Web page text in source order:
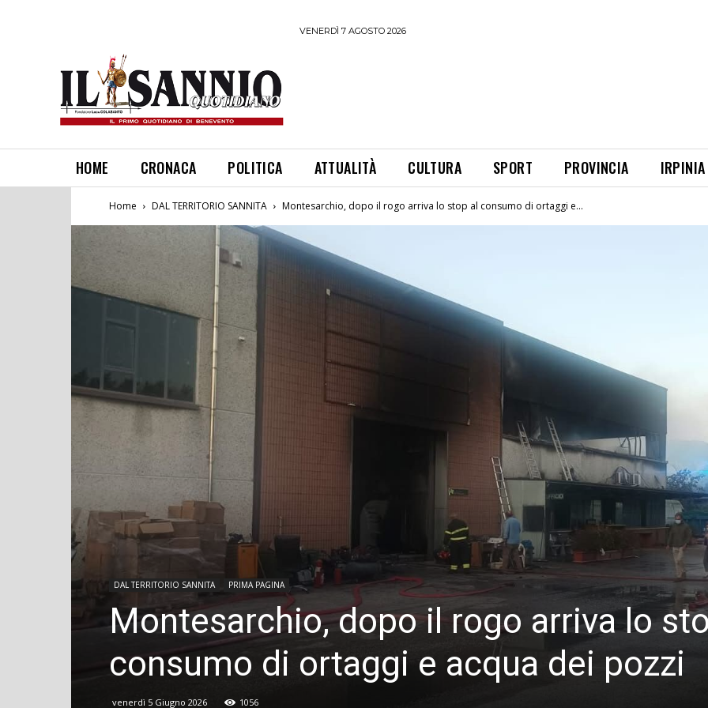
VENERDÌ 7 AGOSTO 2026
HOME CRONACA POLITICA ATTUALITÀ CULTURA SPORT PROVINCIA IRPINIA
Home DAL TERRITORIO SANNITA Montesarchio, dopo il rogo arriva lo stop al consumo di ortaggi e...
DAL TERRITORIO SANNITA PRIMA PAGINA
Montesarchio, dopo il rogo arriva lo
consumo di ortaggi e acqua dei pozzi
venerdì 5 Giugno 2026 1056